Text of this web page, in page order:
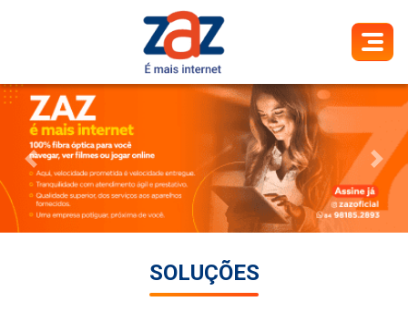
Previous Next
SOLUÇÕES